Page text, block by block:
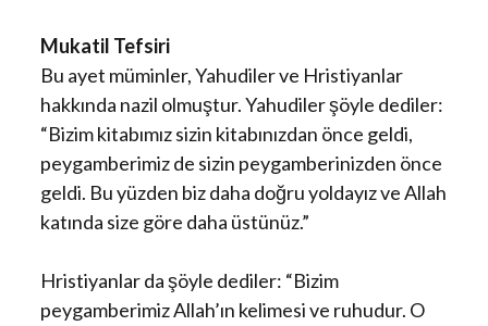
Mukatil Tefsiri
Bu ayet müminler, Yahudiler ve Hristiyanlar
hakkında nazil olmuştur. Yahudiler şöyle dediler:
“Bizim kitabımız sizin kitabınızdan önce geldi,
peygamberimiz de sizin peygamberinizden önce
geldi. Bu yüzden biz daha doğru yoldayız ve Allah
katında size göre daha üstünüz.”
Hristiyanlar da şöyle dediler: “Bizim
peygamberimiz Allah’ın kelimesi ve ruhudur. O